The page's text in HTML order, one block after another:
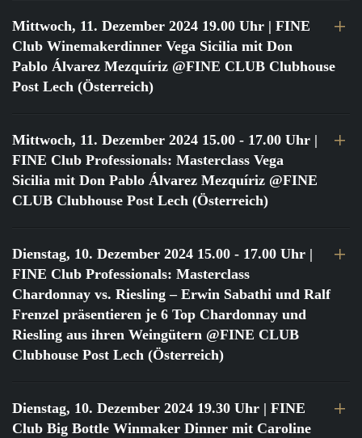
Mittwoch, 11. Dezember 2024 19.00 Uhr | FINE
Club Winemakerdinner Vega Sicilia mit Don
Pablo Álvarez Mezquíriz @FINE CLUB Clubhouse
Post Lech (Österreich)
Mittwoch, 11. Dezember 2024 15.00 - 17.00 Uhr |
FINE Club Professionals: Masterclass Vega
Sicilia mit Don Pablo Álvarez Mezquíriz @FINE
CLUB Clubhouse Post Lech (Österreich)
Dienstag, 10. Dezember 2024 15.00 - 17.00 Uhr |
FINE Club Professionals: Masterclass
Chardonnay vs. Riesling – Erwin Sabathi und Ralf
Frenzel präsentieren je 6 Top Chardonnay und
Riesling aus ihren Weingütern @FINE CLUB
Clubhouse Post Lech (Österreich)
Dienstag, 10. Dezember 2024 19.30 Uhr | FINE
Club Big Bottle Winmaker Dinner mit Caroline